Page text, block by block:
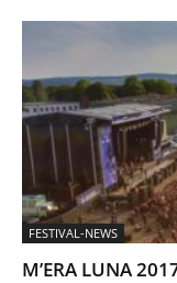
FESTIVAL-NEWS
M’ERA LUNA